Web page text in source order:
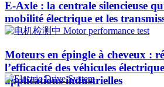
E-Axle : la centrale silencieuse
mobilité électrique et les
Moteurs en épingle à cheveux :
l’efficacité des véhicules
applications industrielles